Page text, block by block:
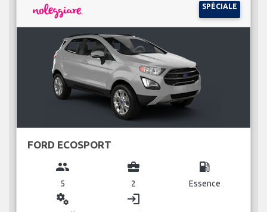
SPÉCIALE
FORD ECOSPORT
group
5
business_center
2
local_gas_station
Essence
miscellaneous_services login